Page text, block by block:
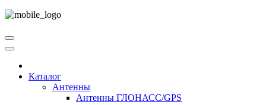
Каталог
Антенны
Антенны ГЛОНАСС/GPS